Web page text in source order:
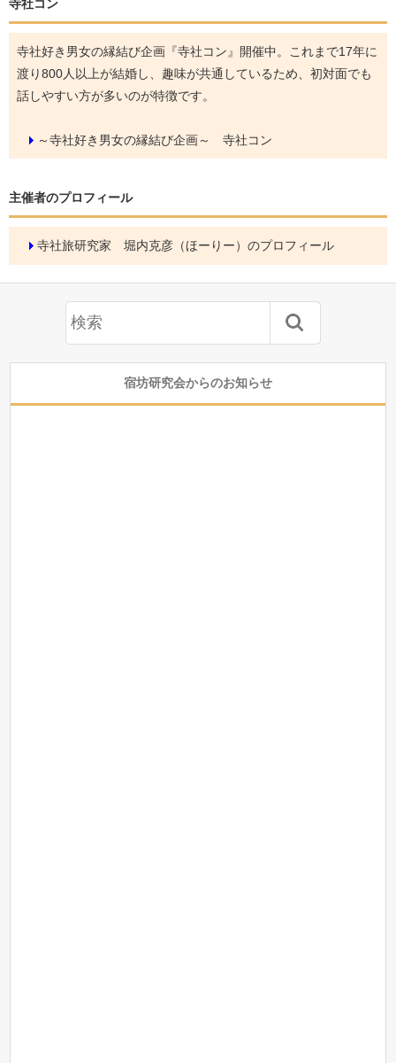
寺社コン
寺社好き男女の縁結び企画『寺社コン』開催中。これまで17年に
渡り800人以上が結婚し、趣味が共通しているため、初対面でも
話しやすい方が多いのが特徴です。
～寺社好き男女の縁結び企画～ 寺社コン
主催者のプロフィール
寺社旅研究家 堀内克彦（ほーりー）のプロフィール
宿坊研究会からのお知らせ